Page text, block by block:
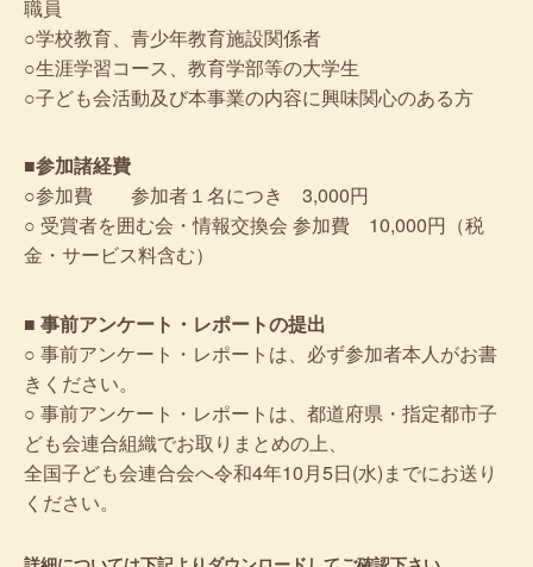
職員
○学校教育、青少年教育施設関係者
○生涯学習コース、教育学部等の大学生
○子ども会活動及び本事業の内容に興味関心のある方
■参加諸経費
○参加費 参加者１名につき 3,000円
○ 受賞者を囲む会・情報交換会 参加費 10,000円（税
金・サービス料含む）
■ 事前アンケート・レポートの提出
○ 事前アンケート・レポートは、必ず参加者本人がお書
きください。
○ 事前アンケート・レポートは、都道府県・指定都市子
ども会連合組織でお取りまとめの上、
全国子ども会連合会へ令和4年10月5日(水)までにお送り
ください。